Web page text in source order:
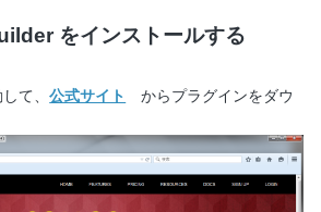
をインストールする
して、公式サイト
からプラグインをダウ